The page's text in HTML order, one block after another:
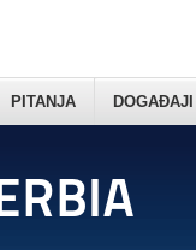
PITANJA DOGAĐAJI